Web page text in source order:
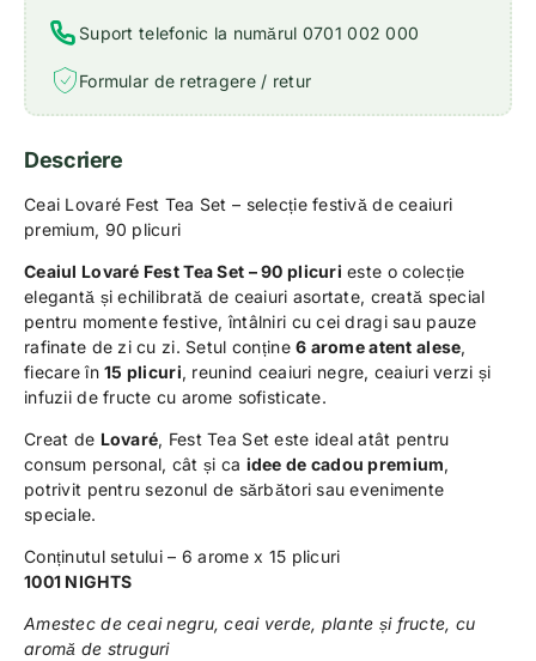
Suport telefonic la numărul 0701 002 000
Formular de retragere / retur
Descriere
Ceai Lovaré Fest Tea Set – selecție festivă de ceaiuri
premium, 90 plicuri
Ceaiul Lovaré Fest Tea Set – 90 plicuri este o colecție
elegantă și echilibrată de ceaiuri asortate, creată special
pentru momente festive, întâlniri cu cei dragi sau pauze
rafinate de zi cu zi. Setul conține6 arome atent alese,
fiecare în15 plicuri, reunind ceaiuri negre, ceaiuri verzi și
infuzii de fructe cu arome sofisticate.
Creat de Lovaré, Fest Tea Set este ideal atât pentru
consum personal, cât și ca idee de cadou premium,
potrivit pentru sezonul de sărbători sau evenimente
speciale.
Conținutul setului – 6 arome x 15 plicuri
1001 NIGHTS
Amestec de ceai negru, ceai verde, plante și fructe, cu
aromă de struguri